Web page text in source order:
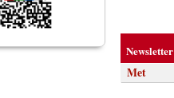
Newsletter
Met